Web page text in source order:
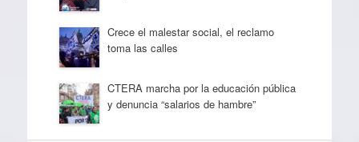
Crece el malestar social, el reclamo
toma las calles
CTERA marcha por la educación pública
y denuncia “salarios de hambre”